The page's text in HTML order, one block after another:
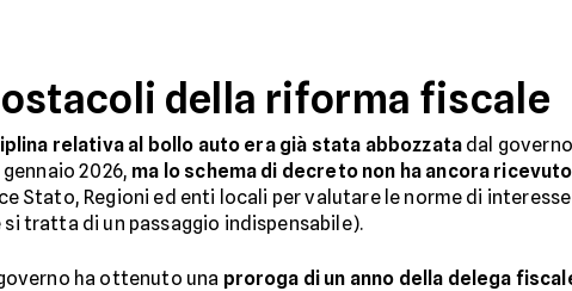
ostacoli della riforma fiscale
relativa al bollo auto era già stata abbozzata dal
2026, ma lo schema di decreto non ha ancora
Stato, Regioni ed enti locali per valutare le norme di
tratta di un passaggio indispensabile).
ha ottenuto una proroga di un anno della delega